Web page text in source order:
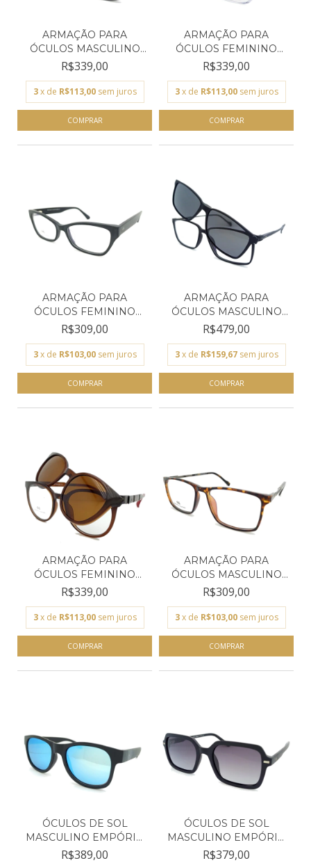
ARMAÇÃO PARA
ÓCULOS MASCULINO
EMPÓRIO GL...
R$339,00
3 x de R$113,00 sem juros
ARMAÇÃO PARA
ÓCULOS FEMININO
EMPÓRIO GLA...
R$339,00
3 x de R$113,00 sem juros
ARMAÇÃO PARA
ÓCULOS FEMININO
EMPÓRIO GLA...
R$309,00
3 x de R$103,00 sem juros
ARMAÇÃO PARA
ÓCULOS MASCULINO
EMPÓRIO GL...
R$479,00
3 x de R$159,67 sem juros
ARMAÇÃO PARA
ÓCULOS FEMININO
EMPÓRIO GLA...
R$339,00
3 x de R$113,00 sem juros
ARMAÇÃO PARA
ÓCULOS MASCULINO
EMPÓRIO GL...
R$309,00
3 x de R$103,00 sem juros
ÓCULOS DE SOL
MASCULINO EMPÓRIO
GLASSES...
R$389,00
ÓCULOS DE SOL
MASCULINO EMPÓRIO
GLASSES...
R$379,00